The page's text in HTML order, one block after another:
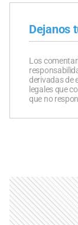
Dejanos
Los
derivadas de
legales que
que no